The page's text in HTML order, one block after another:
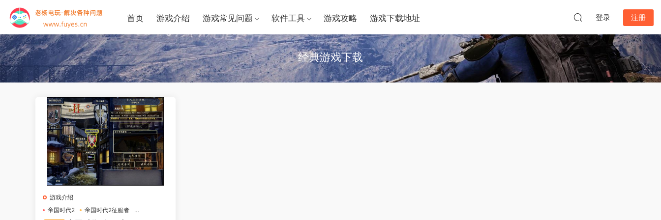
首页 游戏介绍 游戏常见问题 软件工具 游戏攻略 游戏下载地址 登录 注册
经典游戏下载
游戏介绍
帝国时代2
帝国时代2征服者